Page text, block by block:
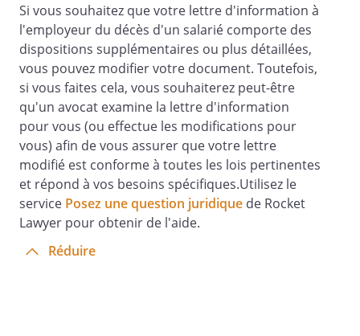
Si vous souhaitez que votre lettre d'information à
l'employeur du décès d'un salarié comporte des
dispositions supplémentaires ou plus détaillées,
vous pouvez modifier votre document. Toutefois,
si vous faites cela, vous souhaiterez peut-être
qu'un avocat examine la lettre d'information
pour vous (ou effectue les modifications pour
vous) afin de vous assurer que votre lettre
modifié est conforme à toutes les lois pertinentes
et répond à vos besoins spécifiques.Utilisez le
service Posez une question juridique de Rocket
Lawyer pour obtenir de l'aide.
Réduire